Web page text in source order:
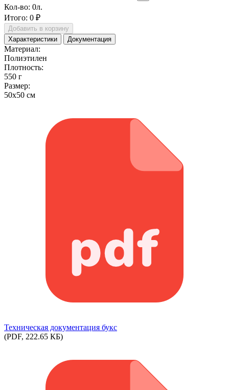
Кол-во: 0л.
Итого: 0 ₽
Добавить в корзину
Характеристики
Документация
Материал:
Полиэтилен
Плотность:
550 г
Размер:
50x50 см
Техническая документация букс
(PDF, 222.65 КБ)